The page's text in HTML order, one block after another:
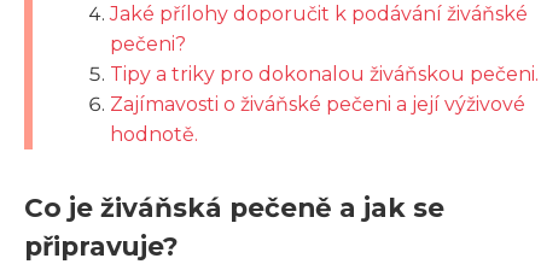
Jaké přílohy doporučit k podávání živáňské
pečeni?
Tipy a triky pro dokonalou živáňskou pečeni.
Zajímavosti o živáňské pečeni a její výživové
hodnotě.
Co je živáňská pečeně a jak se
připravuje?